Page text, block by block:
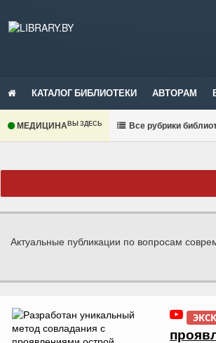
КАТАЛОГ БИБЛИОТЕКИ АВТОРАМ
МЕДИЦИНАВЫ ЗДЕСЬ Все рубрики
Актуальные публикации по вопросам